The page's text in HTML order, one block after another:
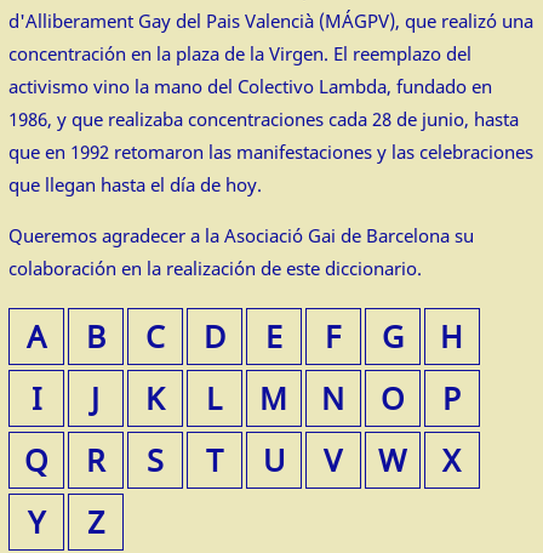
d'Alliberament Gay del Pais Valencià (MÁGPV), que realizó una
concentración en la plaza de la Virgen. El reemplazo del
activismo vino la mano del Colectivo Lambda, fundado en
1986, y que realizaba concentraciones cada 28 de junio, hasta
que en 1992 retomaron las manifestaciones y las celebraciones
que llegan hasta el día de hoy.
Queremos agradecer a la Asociació Gai de Barcelona su
colaboración en la realización de este diccionario.
A B C D E F G
H
I
J K L M N O
P
Q
R S T U V W
X
Y
Z